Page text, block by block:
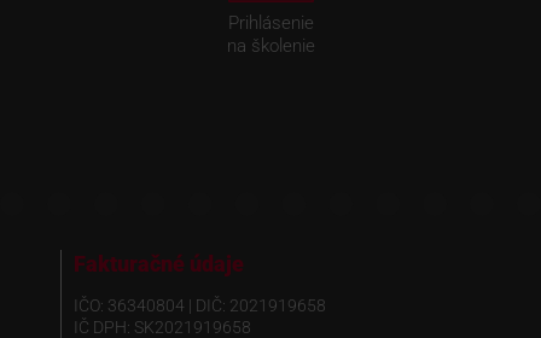
Prihlásenie
na školenie
Fakturačné údaje
IČO: 36340804 | DIČ: 2021919658
IČ DPH: SK2021919658